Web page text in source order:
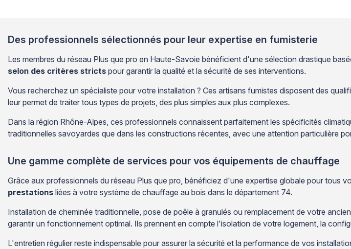
Des professionnels sélectionnés pour leur expertise en fumisterie
Les membres du réseau Plus que pro en Haute-Savoie bénéficient d'une sélection drastique
selon des critères stricts pour garantir la qualité et la sécurité de ses interventions.
Vous recherchez un spécialiste pour votre installation ? Ces artisans fumistes disposent des
leur permet de traiter tous types de projets, des plus simples aux plus complexes.
Dans la région Rhône-Alpes, ces professionnels connaissent parfaitement les spécificités
traditionnelles savoyardes que dans les constructions récentes, avec une attention particulière
Une gamme complète de services pour vos équipements de chauffage
Grâce aux professionnels du réseau Plus que pro, bénéficiez d'une expertise globale pour tous
prestations liées à votre système de chauffage au bois dans le département 74.
Installation de cheminée traditionnelle, pose de poêle à granulés ou remplacement de votre
garantir un fonctionnement optimal. Ils prennent en compte l'isolation de votre logement, la
L'entretien régulier reste indispensable pour assurer la sécurité et la performance de vos